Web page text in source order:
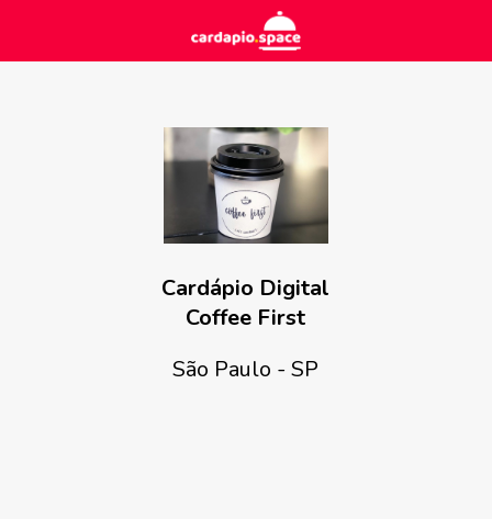
Cardápio Digital
Coffee First
São Paulo - SP